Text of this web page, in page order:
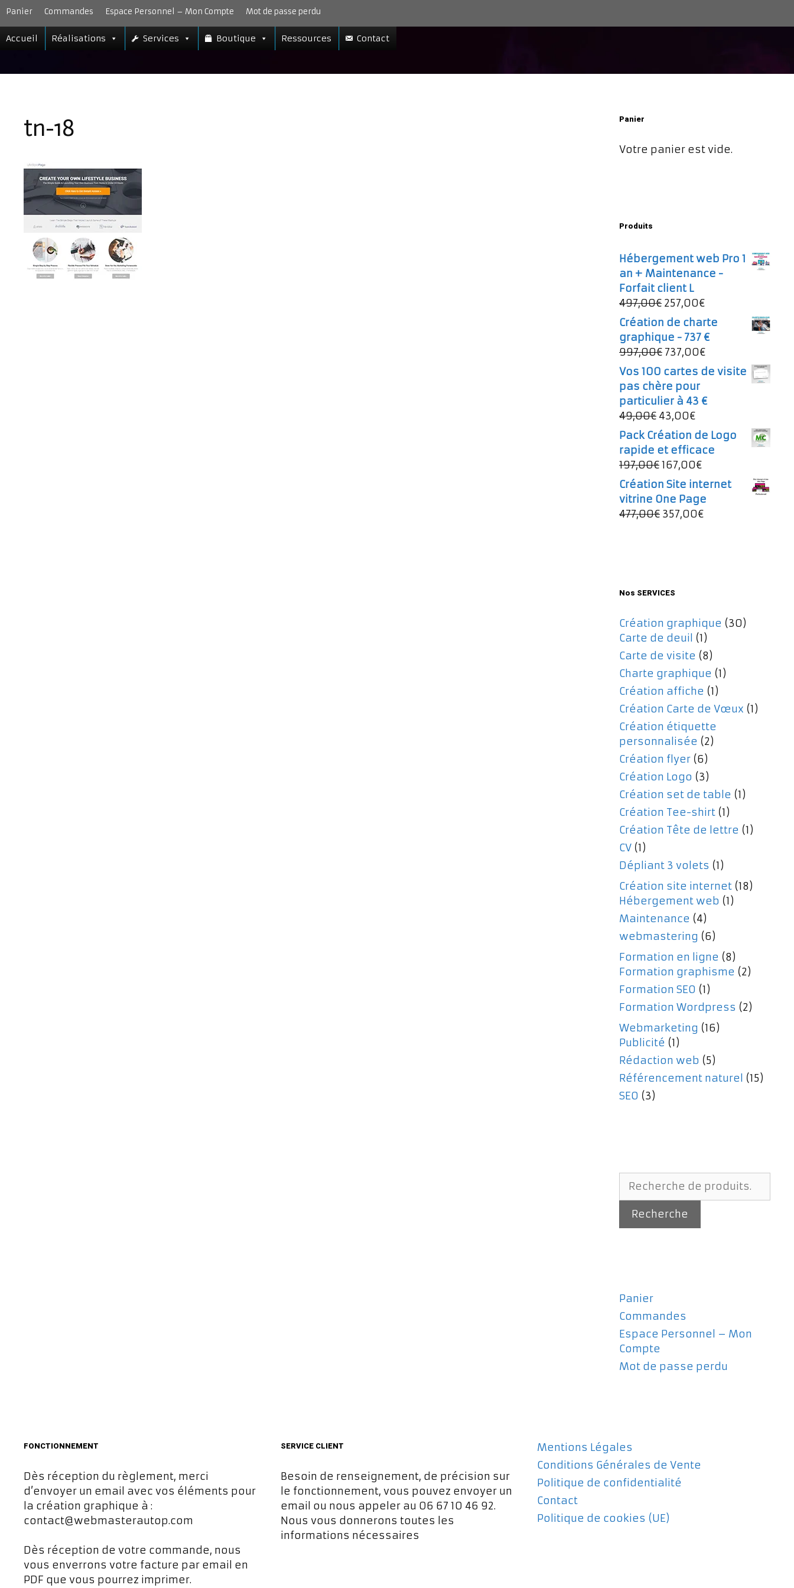
Aller
contenu
Panier Commandes Espace Personnel – Mon Compte Mot de passe perdu
Accueil Réalisations Services Boutique Ressources Contact
tn-18 Panier
Votre panier est vide.
Produits
Hébergement web Pro 1
an + Maintenance -
Forfait client L
497,00€ Le
prix
initial
était :
497,00€.
257,00€Le
prix
actuel
est :
Création de charte
graphique - 737 €
997,00€ Le
prix
initial
était :
997,00€.
737,00€Le
prix
est :
Vos 100 cartes de visite
pas chère pour
particulier à 43 €
49,00€ Le
prix
initial
était :
49,00€.
43,00€Le
prix
actuel
est :
Pack Création de Logo
rapide et efficace
197,00€Le
prix
initial
était :
197,00€.
167,00€Le
prix
actuel
est :
Création Site internet
vitrine One Page
477,00€ Le
357,00€Le
Nos SERVICES
Création graphique (30)
Carte de deuil (1)
Carte de visite (8)
Charte graphique (1)
Création affiche (1)
Création Carte de Vœux (1)
Création étiquette
personnalisée (2)
Création flyer (6)
Création Logo (3)
Création set de table (1)
Création Tee-shirt (1)
Création Tête de lettre (1)
CV (1)
Dépliant 3 volets (1)
Création site internet (18)
Hébergement web (1)
Maintenance (4)
webmastering (6)
Formation en ligne (8)
Formation graphisme (2)
Formation SEO (1)
Formation Wordpress (2)
Webmarketing (16)
Publicité (1)
Rédaction web (5)
Référencement naturel (15)
SEO (3)
Recherche
pour :
Recherche
Panier
Commandes
Espace Personnel – Mon
Compte
Mot de passe perdu
FONCTIONNEMENT
Dès réception du règlement, merci
d’envoyer un email avec vos éléments pour
la création graphique à :
contact@webmasterautop.com
Dès réception de votre commande, nous
vous enverrons votre facture par email en
PDF que vous pourrez imprimer.
SERVICE CLIENT
Besoin de renseignement, de précision sur
le fonctionnement, vous pouvez envoyer un
email ou nous appeler au 06 67 10 46 92.
Nous vous donnerons toutes les
informations nécessaires
Mentions Légales
Conditions Générales de Vente
Politique de confidentialité
Contact
Politique de cookies (UE)